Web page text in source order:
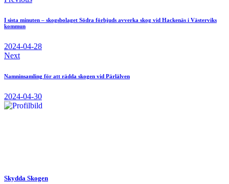
I sista minuten – skogsbolaget Södra förbjuds avverka skog vid Hackenäs i Västerviks
kommun
2024-04-28
Next
Namninsamling för att rädda skogen vid Pärlälven
2024-04-30
Skydda Skogen